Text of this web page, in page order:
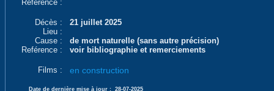
Reférence :
Décès :
21 juillet 2025
Lieu :
Cause :
de mort naturelle (sans autre précision)
Reférence :
voir bibliographie et remerciements
Films : en construction
Date de dernière mise à jour : 28-07-2025